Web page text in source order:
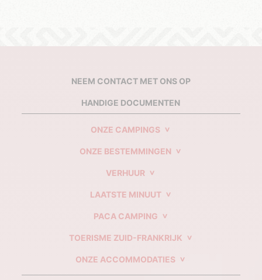
NEEM CONTACT MET ONS OP
HANDIGE DOCUMENTEN
ONZE CAMPINGS
ONZE BESTEMMINGEN
VERHUUR
LAATSTE MINUUT
PACA CAMPING
TOERISME ZUID-FRANKRIJK
ONZE ACCOMMODATIES